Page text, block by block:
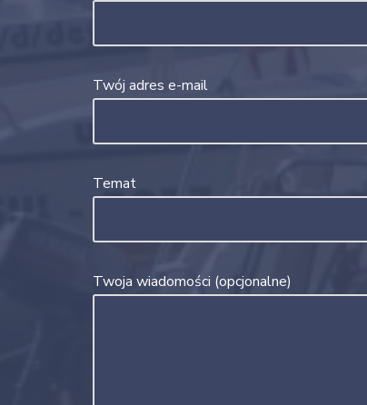
Twój adres e-mail
Temat
Twoja wiadomości (opcjonalne)